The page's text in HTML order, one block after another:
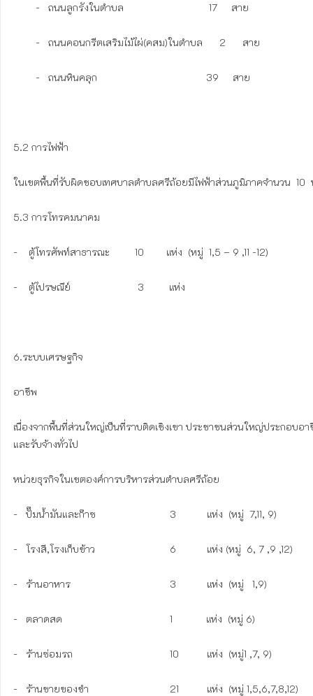
5.2 การไฟฟ้า
ในเขตพื้นที่รับผิดชอบเทศบาลตำบลศรีถ้อยมีไฟฟ้าส่วนภูมิภาคจำนวน  10
5.3 การโทรคมนาคม
-    ตู้โทรศัพท์สาธารณะ         10        แห่ง  (หมู่  1,5 – 9 ,11 -12)
-    ตู้ไปรษณีย์                        3         แห่ง
6.ระบบเศรษฐกิจ
อาชีพ
เนื่องจากพื้นที่ส่วนใหญ่เป็นที่ราบติดเชิงเขา ประชาชนส่วนใหญ่ประกอบอ
และรับจ้างทั่วไป
หน่วยธุรกิจในเขตองค์การบริหารส่วนตำบลศรีถ้อย
-   ปั๊มน้ำมันและก๊าซ   		       	3           แห่ง  (หมู่  7,11, 9)
-   โรงสี,โรงเก็บข้าว                     	6           แห่ง (หมู่  6, 7 ,9 ,12)
-   ร้านอาหาร				        3           แห่ง  (หมู่   1,9)
-   ตลาดสด			 		1            แห่ง  (หมู่ 6)
-   ร้านซ่อมรถ					10          แห่ง  (หมู่1 ,7, 9)
-   ร้านขายของชำ				21          แห่ง  (หมู่ 1,5,6,7,8,12)